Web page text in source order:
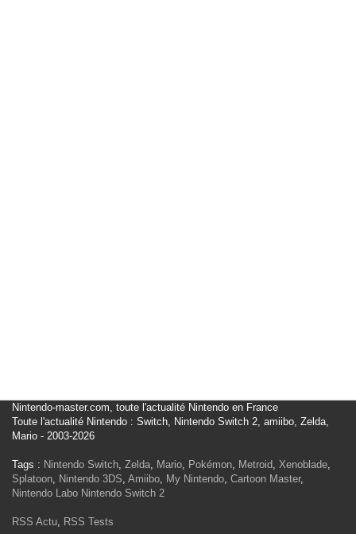
Nintendo-master.com, toute l'actualité Nintendo en France
Toute l'actualité Nintendo : Switch, Nintendo Switch 2, amiibo, Zelda,
Mario - 2003-2026
Tags : Nintendo Switch, Zelda, Mario, Pokémon, Metroid, Xenoblade,
Splatoon, Nintendo 3DS, Amiibo, My Nintendo, Cartoon Master,
Nintendo Labo Nintendo Switch 2
RSS Actu, RSS Tests